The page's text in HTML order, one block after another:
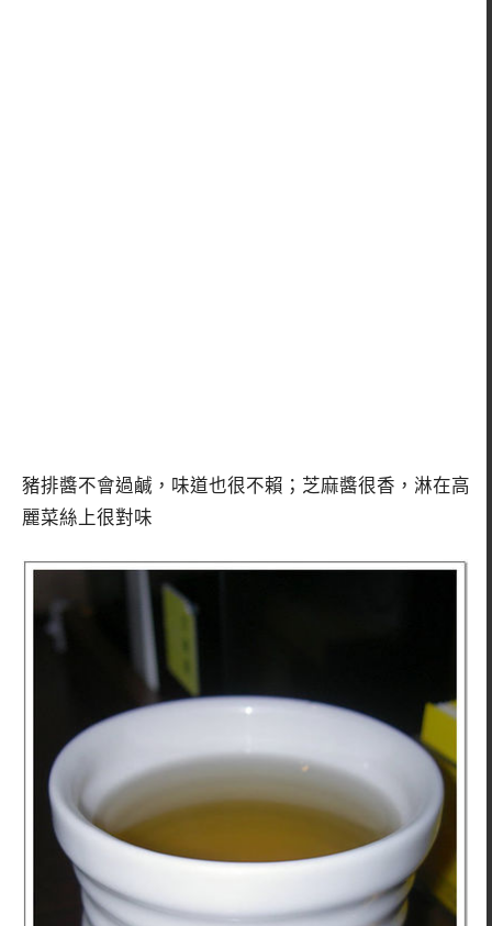
豬排醬不會過鹹，味道也很不賴；芝麻醬很香，淋在高
麗菜絲上很對味